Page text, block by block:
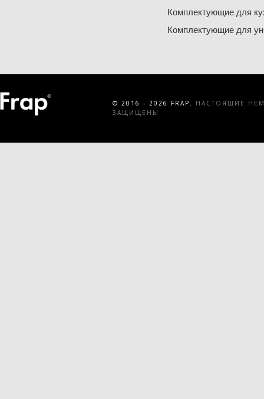
Комплектующие для
Комплектующие для
© 2016 - 2026 FRAP.
НАСТОЯЩИЕ
ЗАЩИЩЕНЫ